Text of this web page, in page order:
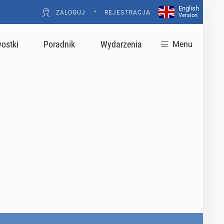
ZALOGUJ • REJESTRACJA
English
Version
Poradnik Wydarzenia Menu